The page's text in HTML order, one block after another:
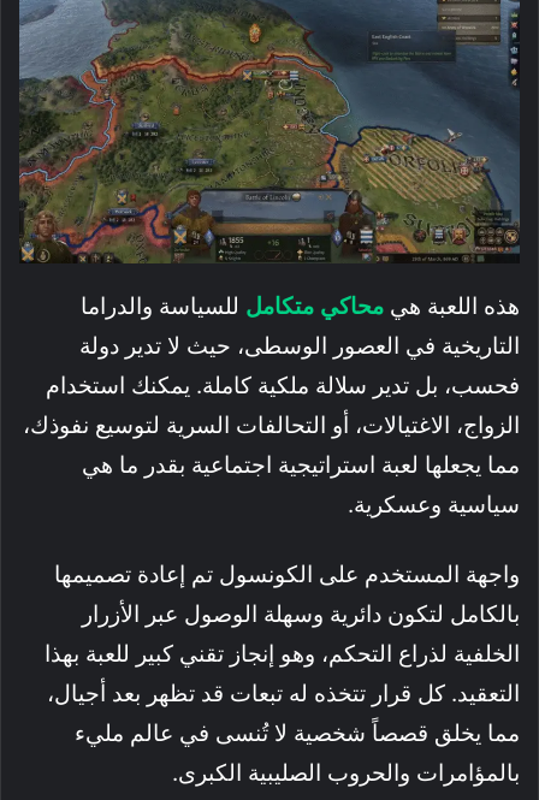
هذه اللعبة هي محاكي متكامل للسياسة والدراما
التاريخية في العصور الوسطى، حيث لا تدير دولة
فحسب، بل تدير سلالة ملكية كاملة. يمكنك استخدام
الزواج، الاغتيالات، أو التحالفات السرية لتوسيع نفوذك،
مما يجعلها لعبة استراتيجية اجتماعية بقدر ما هي
سياسية وعسكرية.
واجهة المستخدم على الكونسول تم إعادة تصميمها
بالكامل لتكون دائرية وسهلة الوصول عبر الأزرار
الخلفية لذراع التحكم، وهو إنجاز تقني كبير للعبة بهذا
التعقيد. كل قرار تتخذه له تبعات قد تظهر بعد أجيال،
مما يخلق قصصاً شخصية لا تُنسى في عالم مليء
بالمؤامرات والحروب الصليبية الكبرى.